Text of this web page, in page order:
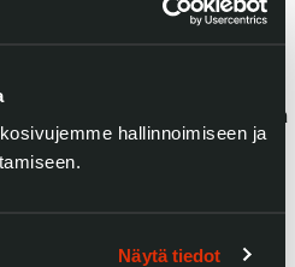
hallinnoimiseen ja
Näytä tiedot
elämää 1800-luvun
pienessä
merkitystä,
sekä kultakauden
ja tiimityöskentelyn avulla
taidot, moniluku- ja